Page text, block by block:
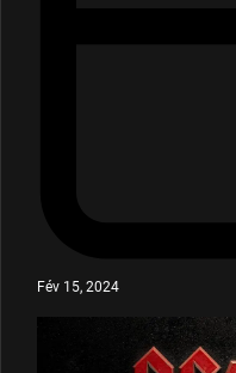
Fév 15, 2024